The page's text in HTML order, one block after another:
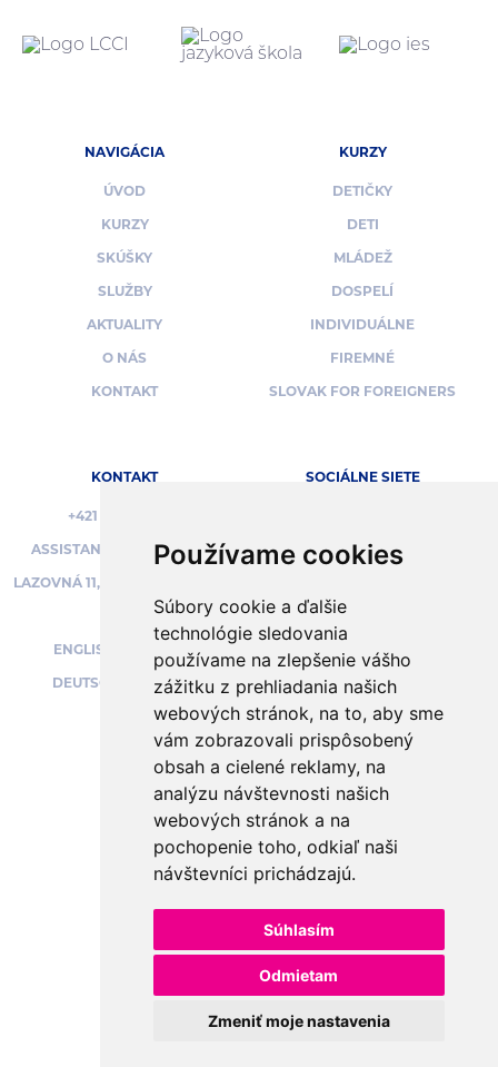
Používame cookies
Súbory cookie a ďalšie
technológie sledovania
používame na zlepšenie vášho
zážitku z prehliadania našich
webových stránok, na to, aby sme
vám zobrazovali prispôsobený
obsah a cielené reklamy, na
analýzu návštevnosti našich
webových stránok a na
pochopenie toho, odkiaľ naši
návštevníci prichádzajú.
Súhlasím
Odmietam
Zmeniť moje nastavenia
NAVIGÁCIA
ÚVOD
KURZY
SKÚŠKY
SLUŽBY
AKTUALITY
O NÁS
KONTAKT
KURZY
DETIČKY
DETI
MLÁDEŽ
DOSPELÍ
INDIVIDUÁLNE
FIREMNÉ
SLOVAK FOR FOREIGNERS
KONTAKT
+421 950 395 973
ASSISTANT@UNIVERSA.SK
LAZOVNÁ 11, BANSKÁ BYSTRICA
ENGLISH SPEAKING:
DEUTSCHSPRACHIG:
SOCIÁLNE SIETE
PODPORUJEME
OBCHODNÉ PODMIENKY
OCHRANA OSOBNÝCH ÚDAJOV
PLATBY A OBJEDNÁVKY
Vizua - creative studio.